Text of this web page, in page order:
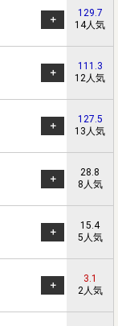
129.7
14人気
111.3
12人気
127.5
13人気
28.8
8人気
15.4
5人気
3.1
2人気